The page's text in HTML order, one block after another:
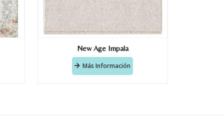
New Age Impala
Más Información